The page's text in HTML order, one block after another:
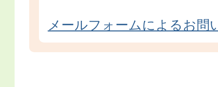
メールフォームによるお問